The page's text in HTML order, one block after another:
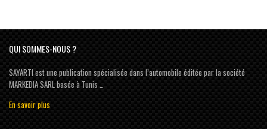
QUI SOMMES-NOUS ?
SAYARTI est une publication spécialisée dans l’automobile éditée par la société
MARKEDIA SARL basée à Tunis …
En savoir plus